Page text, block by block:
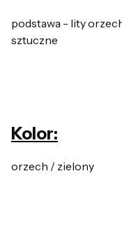
podstawa - lity
sztuczne
Kolor:
orzech / zielony